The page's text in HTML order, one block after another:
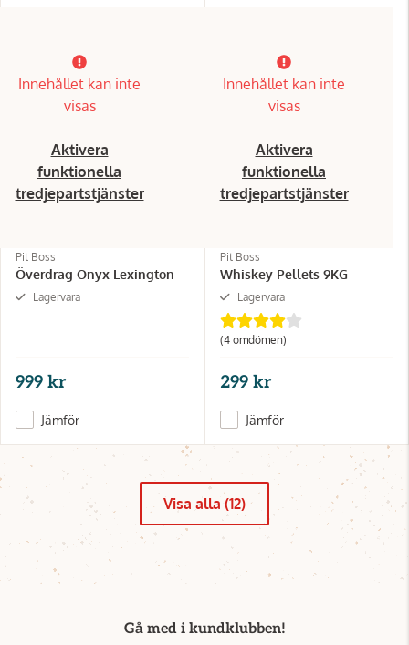
Innehållet kan inte
visas
Aktivera
funktionella
tredjepartstjänster
Pit Boss
Överdrag Onyx Lexington
Lagervara
999 kr
Jämför
Innehållet kan inte
visas
Aktivera
funktionella
tredjepartstjänster
Pit Boss
Whiskey Pellets 9KG
Lagervara
(4 omdömen)
299 kr
Jämför
Visa alla (12)
Gå med i kundklubben!